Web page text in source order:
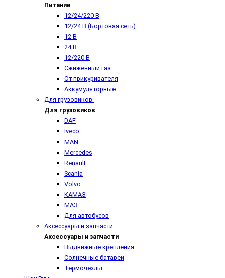
Питание
12/24/220 В
12/24 В (Бортовая сеть)
12 В
24 В
12/220 В
Сжиженный газ
От прикуривателя
Аккумуляторные
Для грузовиков:
Для грузовиков
DAF
Iveco
MAN
Mercedes
Renault
Scania
Volvo
КАМАЗ
МАЗ
Для автобусов
Аксессуары и запчасти:
Аксессуары и запчасти
Выдвижные крепления
Солнечные батареи
Термочехлы